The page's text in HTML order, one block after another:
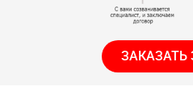
ЗАКАЗАТЬ